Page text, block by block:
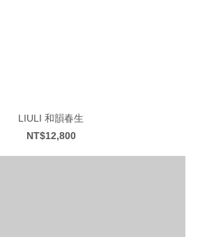
LIULI 和韻春生
NT$12,800